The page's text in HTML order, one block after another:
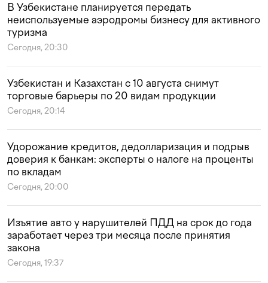
В Узбекистане планируется передать
неиспользуемые аэродромы бизнесу для активного
туризма
Сегодня, 20:30
Узбекистан и Казахстан с 10 августа снимут
торговые барьеры по 20 видам продукции
Сегодня, 20:14
Удорожание кредитов, дедолларизация и подрыв
доверия к банкам: эксперты о налоге на проценты
по вкладам
Сегодня, 20:00
Изъятие авто у нарушителей ПДД на срок до года
заработает через три месяца после принятия
закона
Сегодня, 19:37